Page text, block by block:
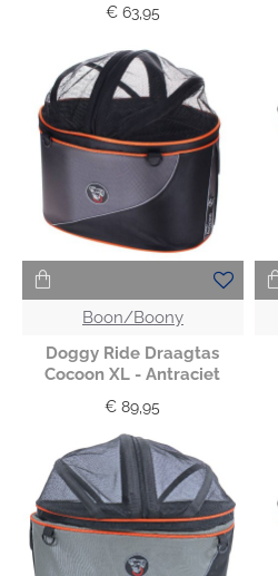
€ 63,95
Boon/Boony
Doggy Ride Draagtas
Cocoon XL - Antraciet
€ 89,95